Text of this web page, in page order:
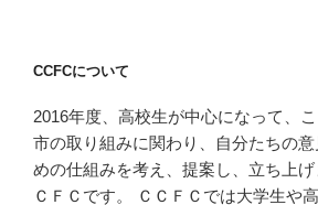
CCFCについて
2016年度、高校生が中心になって、
市の取り組みに関わり、自分たちの
めの仕組みを考え、提案し、立ち上
ＣＦＣです。 ＣＣＦＣでは大学生や